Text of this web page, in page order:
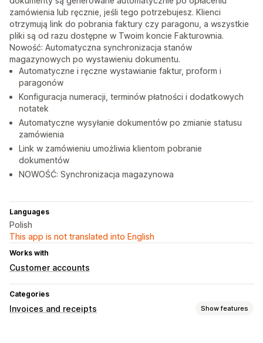
zamówienia lub ręcznie, jeśli tego potrzebujesz. Klienci
otrzymują link do pobrania faktury czy paragonu, a wszystkie
pliki są od razu dostępne w Twoim koncie Fakturownia.
Nowość: Automatyczna synchronizacja stanów
magazynowych po wystawieniu dokumentu.
Automatyczne i ręczne wystawianie faktur, proform i
paragonów
Konfiguracja numeracji, terminów płatności i dodatkowych
notatek
Automatyczne wysyłanie dokumentów po zmianie statusu
zamówienia
Link w zamówieniu umożliwia klientom pobranie
dokumentów
NOWOŚĆ: Synchronizacja magazynowa
Languages
Polish
This app is not translated into English
Works with
Customer accounts
Categories
Invoices and receipts Show features